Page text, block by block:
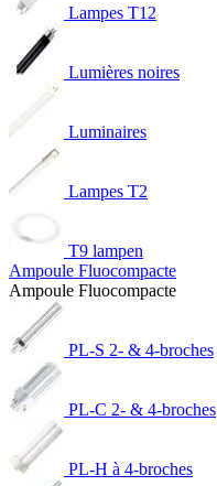
Lampes T12
Lumières noires
Luminaires
Lampes T2
T9 lampen
Ampoule Fluocompacte
Ampoule Fluocompacte
PL-S 2- & 4-broches
PL-C 2- & 4-broches
PL-H à 4-broches